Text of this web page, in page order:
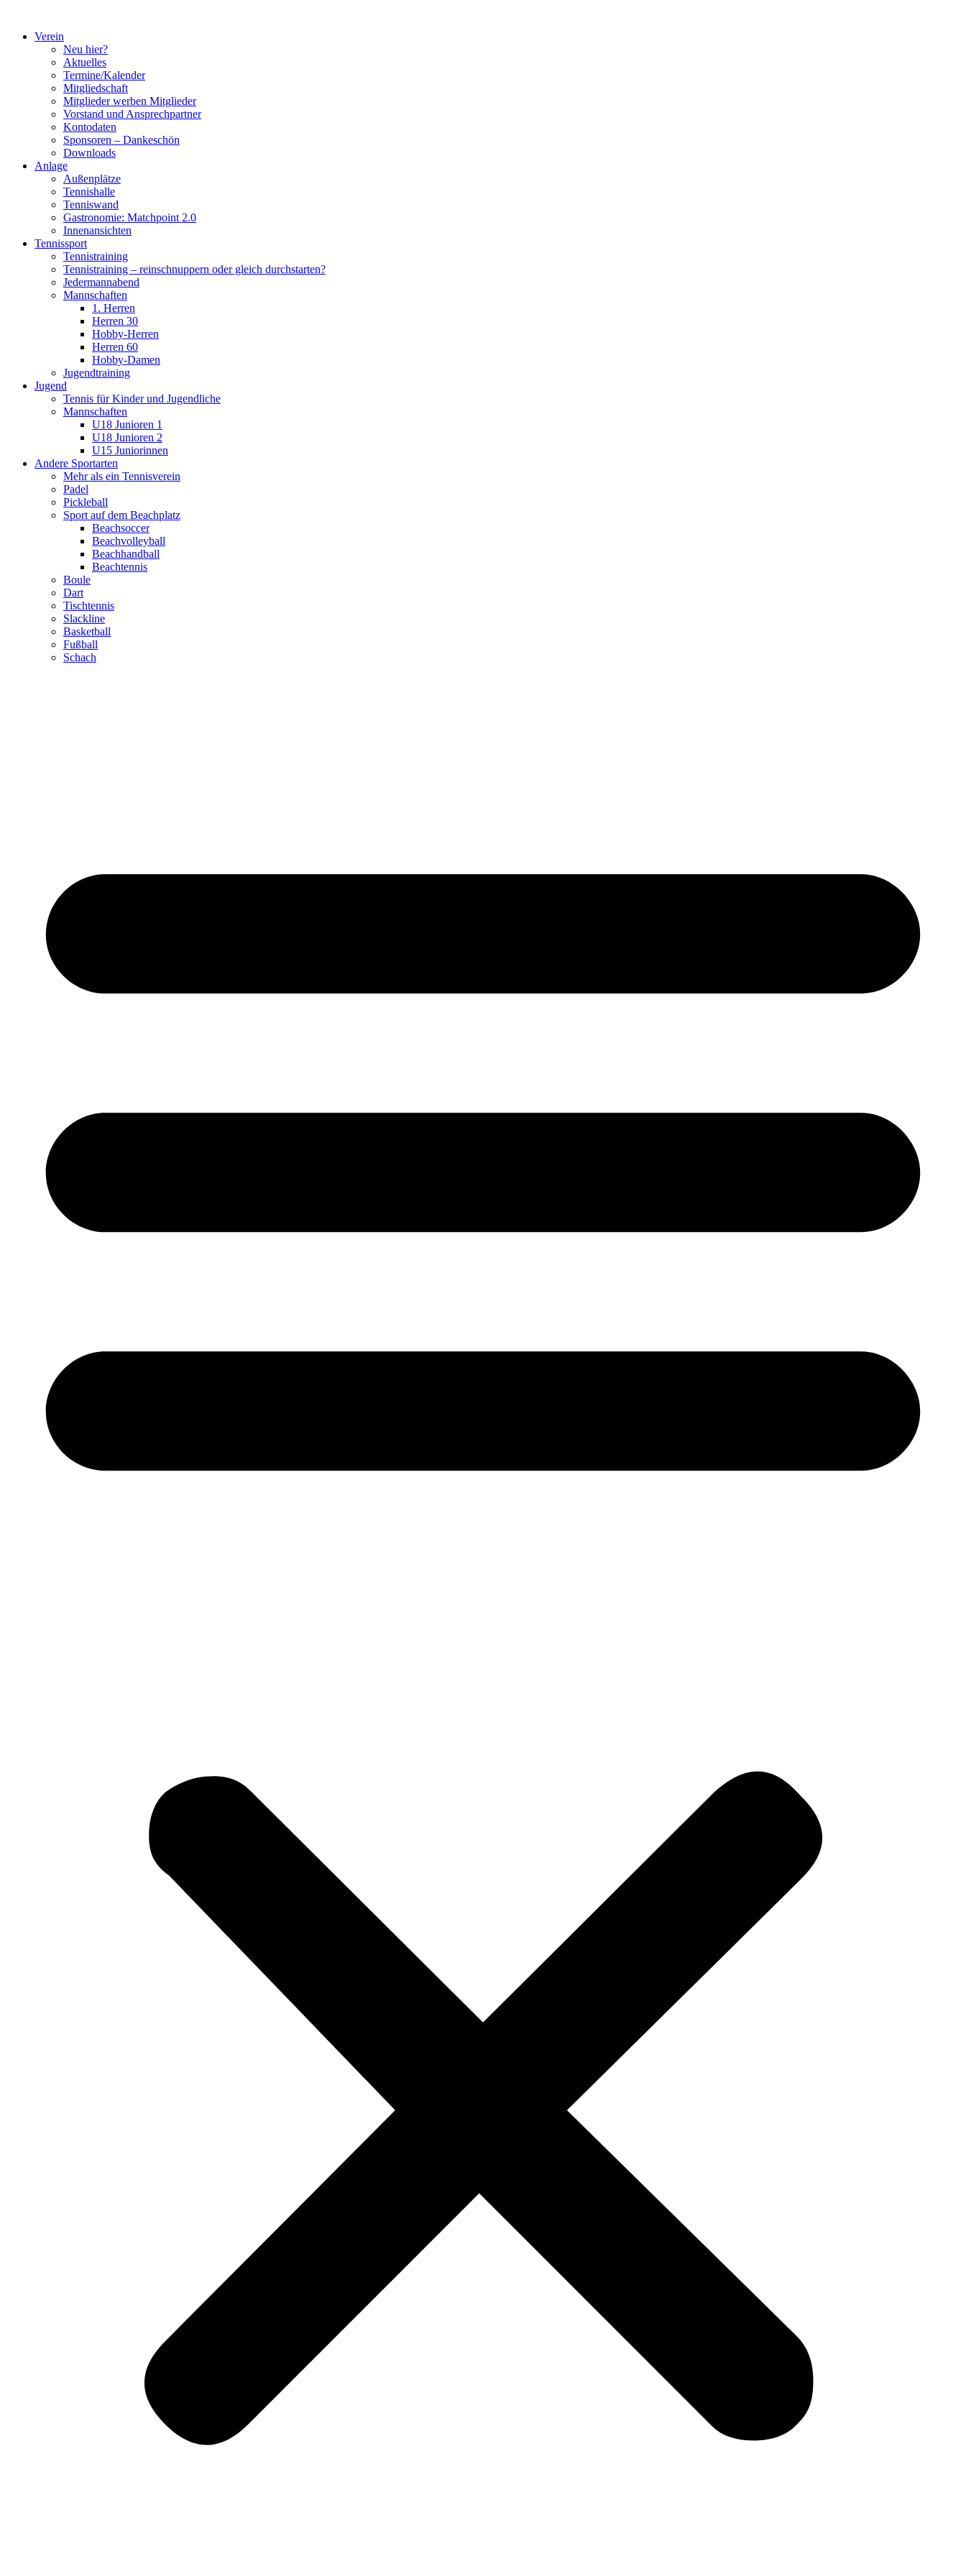
springenVerein
Neu hier?
Aktuelles
Termine/Kalender
Mitgliedschaft
Mitglieder werben Mitglieder
Vorstand und Ansprechpartner
Kontodaten
Sponsoren – Dankeschön
Downloads
Anlage
Außenplätze
Tennishalle
Tenniswand
Gastronomie: Matchpoint 2.0
Innenansichten
Tennissport
Tennistraining
Tennistraining – reinschnuppern oder gleich durchstarten?
Jedermannabend
Mannschaften
1. Herren
Herren 30
Hobby-Herren
Herren 60
Hobby-Damen
Jugendtraining
Jugend
Tennis für Kinder und Jugendliche
Mannschaften
U18 Junioren 1
U18 Junioren 2
U15 Juniorinnen
Andere Sportarten
Mehr als ein Tennisverein
Padel
Pickleball
Sport auf dem Beachplatz
Beachsoccer
Beachvolleyball
Beachhandball
Beachtennis
Boule
Dart
Tischtennis
Slackline
Basketball
Fußball
Schach